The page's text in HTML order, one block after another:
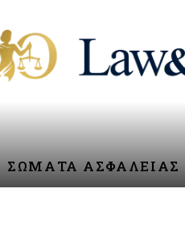
ΣΩΜΑΤΑ ΑΣΦΑΛΕΙΑΣ